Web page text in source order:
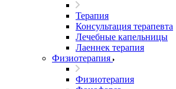
Терапия
Консультация терапевта
Лечебные капельницы
Лаеннек терапия
Физиотерапия
Физиотерапия